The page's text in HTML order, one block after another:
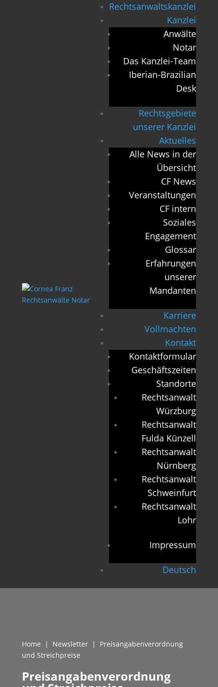
Rechtsanwaltskanzlei
Kanzlei
Anwälte
Notar
Das Kanzlei-Team
Iberian-Brazilian
Desk
Rechtsgebiete
unserer Kanzlei
Aktuelles
Alle News in der
Übersicht
CF News
Veranstaltungen
CF intern
Soziales
Engagement
Glossar
Erfahrungen
unserer
Mandanten
Karriere
Vollmachten
Kontakt
Kontaktformular
Geschäftszeiten
Standorte
Rechtsanwalt
Würzburg
Rechtsanwalt
Fulda Künzell
Rechtsanwalt
Nürnberg
Rechtsanwalt
Schweinfurt
Rechtsanwalt
Lohr
Impressum
Deutsch
Home | Newsletter| Preisangabenverordnung
und Streichpreise
Preisangabenverordnung